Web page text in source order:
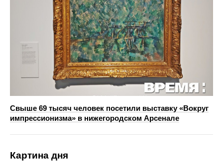
Свыше 69 тысяч человек посетили выставку «Вокруг
импрессионизма» в нижегородском Арсенале
Картина дня